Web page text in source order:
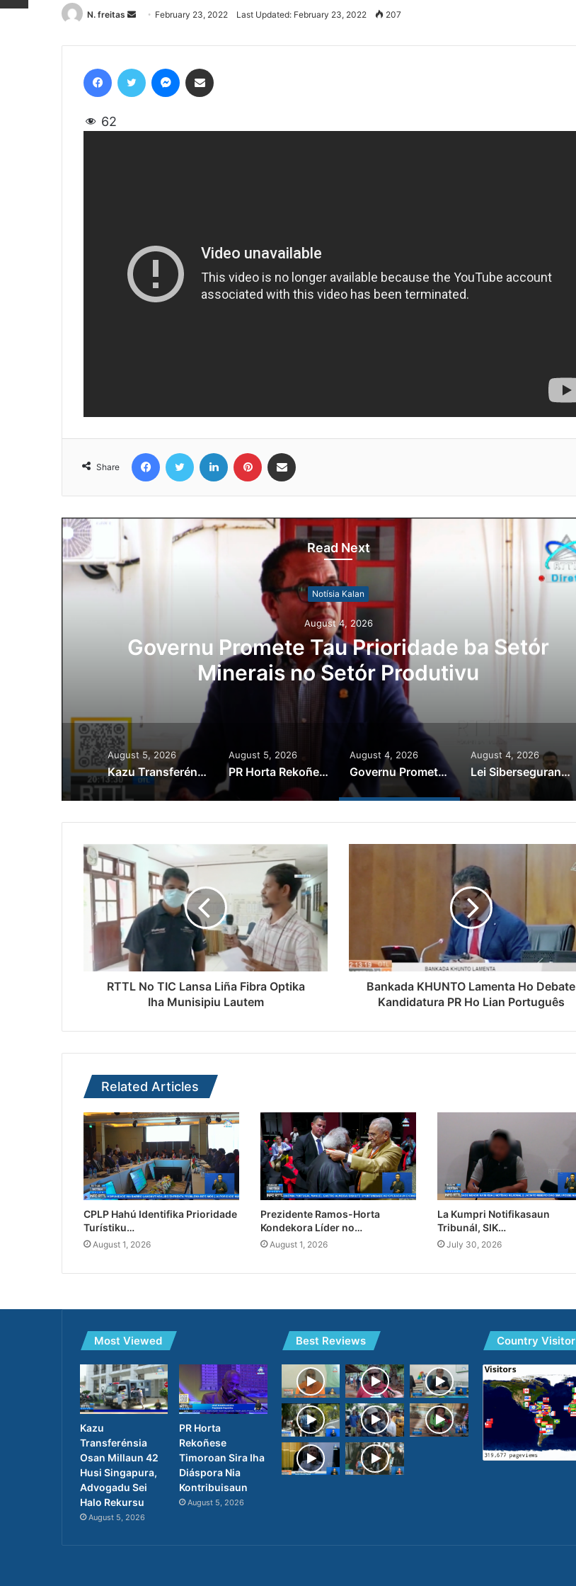
N. freitas
Send
email
February 23, 2022 Last Updated: February 23, 2022 207
62
Share
Read Next
Notísia Kalan
August 4, 2026
Governu Promete Tau Prioridade ba Setór
Minerais no Setór Produtivu
August 5, 2026
Kazu Transferénsia Osan Millaun 42 Husi Singapura, Advogadu Sei Halo Rekursu
August 5, 2026
PR Horta Rekoñese Timoroan Sira Iha Diáspora Nia Kontribuisaun
August 4, 2026
Governu Promete Tau Prioridade ba Setór Minerais no Setór Produtivu
August 4, 2026
Lei Siberseguransa Ajuda Autoridade Polisiál Kaptura Autór Kriminozu ho Paradeiru Iha Estranjeiru
RTTL No TIC Lansa Liña Fibra Optika
Iha Munisipiu Lautem
Bankada KHUNTO Lamenta Ho Debate
Kandidatura PR Ho Lian Português
Related Articles
CPLP Hahú Identifika Prioridade
Turístiku…
August 1, 2026
Prezidente Ramos-Horta
Kondekora Líder no…
August 1, 2026
La Kumpri Notifikasaun
Tribunál, SIK…
July 30, 2026
Most Viewed
Kazu
Transferénsia
Osan Millaun 42
Husi Singapura,
Advogadu Sei
Halo Rekursu
August 5, 2026
PR Horta
Rekoñese
Timoroan Sira Iha
Diáspora Nia
Kontribuisaun
August 5, 2026
Best Reviews Country Visitor